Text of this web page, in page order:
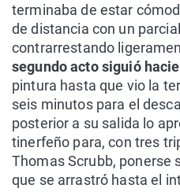
terminaba de estar
de distancia con un
contrarrestando
segundo acto siguió
pintura hasta que vio la
seis minutos para el
posterior a su salida lo
tinerfeño para, con tres
Thomas Scrubb, ponerse
que se arrastró hasta el